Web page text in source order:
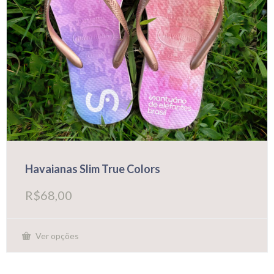
Havaianas Slim True Colors
R$68,00
Ver opções
Este
produto